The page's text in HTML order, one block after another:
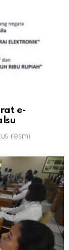
e-
resmi